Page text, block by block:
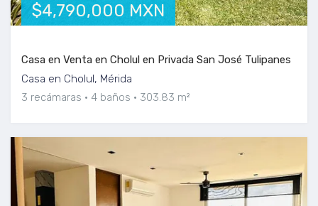
$4,790,000 MXN
Casa en Venta en Cholul en Privada San José Tulipanes
Casa en Cholul, Mérida
3 recámaras
4 baños 303.83 m²